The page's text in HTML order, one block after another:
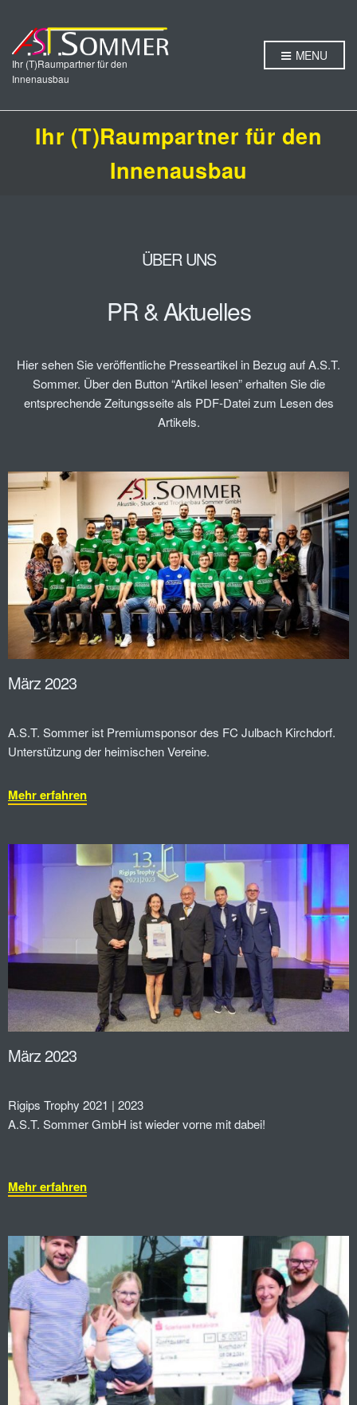
Ihr (T)Raumpartner für den
Innenausbau
MENU
Ihr (T)Raumpartner für den
Innenausbau
ÜBER UNS
PR & Aktuelles
Hier sehen Sie veröffentliche Presseartikel in Bezug auf A.S.T.
Sommer. Über den Button “Artikel lesen” erhalten Sie die
entsprechende Zeitungsseite als PDF-Datei zum Lesen des
Artikels.
März 2023
A.S.T. Sommer ist Premiumsponsor des FC Julbach Kirchdorf.
Unterstützung der heimischen Vereine.
Mehr erfahren
März 2023
Rigips Trophy 2021 | 2023
A.S.T. Sommer GmbH ist wieder vorne mit dabei!
Mehr erfahren